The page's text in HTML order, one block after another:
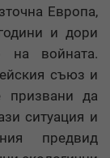
Европа,
и дори
на войната.
съюз и
призвани да
ситуация и
предвид